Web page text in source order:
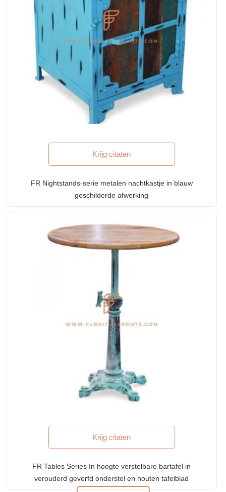
Krijg citaten
FR Nightstands-serie metalen nachtkastje in blauw
geschilderde afwerking
Krijg citaten
FR Tables Series In hoogte verstelbare bartafel in
verouderd geverfd onderstel en houten tafelblad